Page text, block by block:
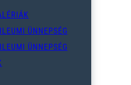
ÜNNEPSÉG
ÜNNEPSÉG